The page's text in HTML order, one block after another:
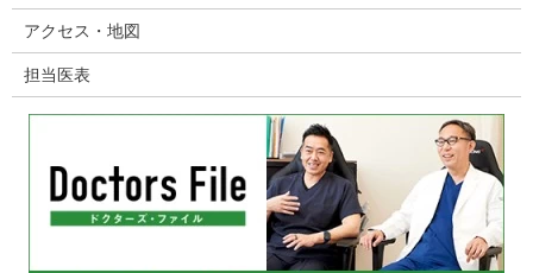
アクセス・地図
担当医表